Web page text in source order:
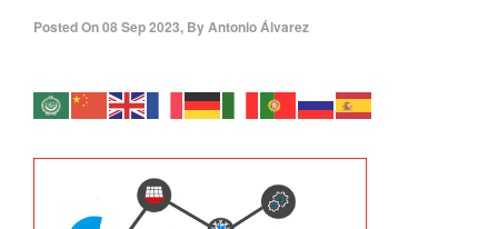
Posted On08 Sep 2023, ByAntonio Álvarez